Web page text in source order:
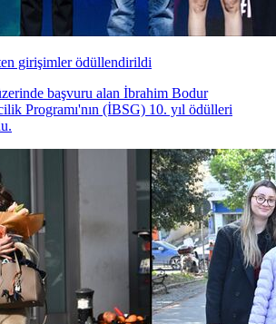
girişimler ödüllendirildi
başvuru alan İbrahim Bodur
Programı'nın (İBSG) 10. yıl ödülleri